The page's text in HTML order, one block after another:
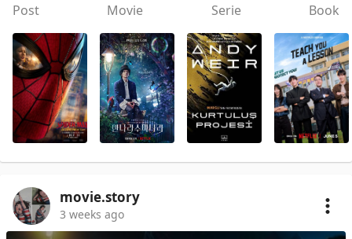
Post Movie Serie Book
movie.story
3 weeks ago